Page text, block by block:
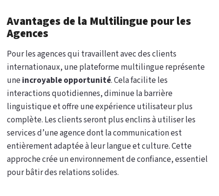
Avantages de la Multilingue pour les
Agences
Pour les agences qui travaillent avec des clients
internationaux, une plateforme multilingue représente
uneincroyable opportunité. Cela facilite les
interactions quotidiennes, diminue la barrière
linguistique et offre une expérience utilisateur plus
complète. Les clients seront plus enclins à utiliser les
services d’une agence dont la communication est
entièrement adaptée à leur langue et culture. Cette
approche crée un environnement de confiance, essentiel
pour bâtir des relations solides.